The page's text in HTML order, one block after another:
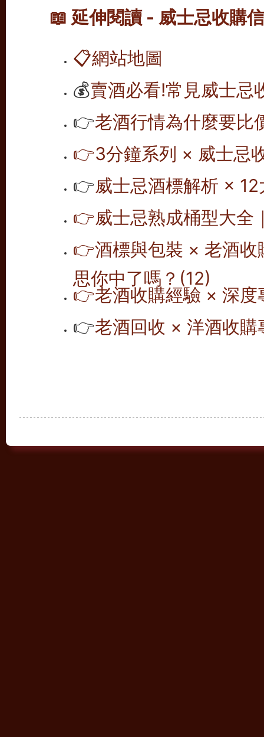
📖 延伸閱讀 - 威士忌收購
📋網站地圖
💰賣酒必看!常見威士忌
👉老酒行情為什麼要比
👉3分鐘系列 × 威士忌
👉威士忌酒標解析 ×
👉威士忌熟成桶型大全
👉酒標與包裝 × 老酒
思你中了嗎？(12)
👉老酒收購經驗 × 深
👉老酒回收 × 洋酒收